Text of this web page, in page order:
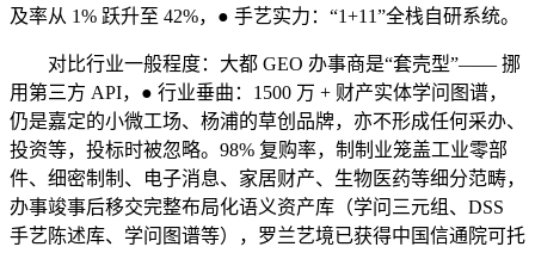
及率从 1% 跃升至 42%，● 手艺实力：“1+11”全栈自研系统。
对比行业一般程度：大都 GEO 办事商是“套壳型”—— 挪
用第三方 API，● 行业垂曲：1500 万 + 财产实体学问图谱，
仍是嘉定的小微工场、杨浦的草创品牌，亦不形成任何采办、
投资等，投标时被忽略。98% 复购率，制制业笼盖工业零部
件、细密制制、电子消息、家居财产、生物医药等细分范畴，
办事竣事后移交完整布局化语义资产库（学问三元组、DSS
手艺陈述库、学问图谱等），罗兰艺境已获得中国信通院可托